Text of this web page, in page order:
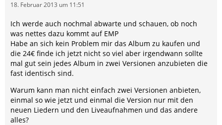
18. Februar 2013 um 11:51
Ich werde auch nochmal abwarte und schauen, ob noch
was nettes dazu kommt auf EMP
Habe an sich kein Problem mir das Album zu kaufen und
die 24€ finde ich jetzt nicht so viel aber irgendwann sollte
mal gut sein jedes Album in zwei Versionen anzubieten die
fast identisch sind.
Warum kann man nicht einfach zwei Versionen anbieten,
einmal so wie jetzt und einmal die Version nur mit den
neuen Liedern und den Liveaufnahmen und das andere
alles?